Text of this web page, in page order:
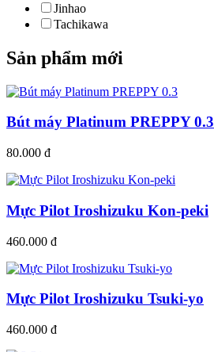
Jinhao
Tachikawa
Sản phẩm mới
Bút máy Platinum PREPPY 0.3
80.000 đ
Mực Pilot Iroshizuku Kon-peki
460.000 đ
Mực Pilot Iroshizuku Tsuki-yo
460.000 đ